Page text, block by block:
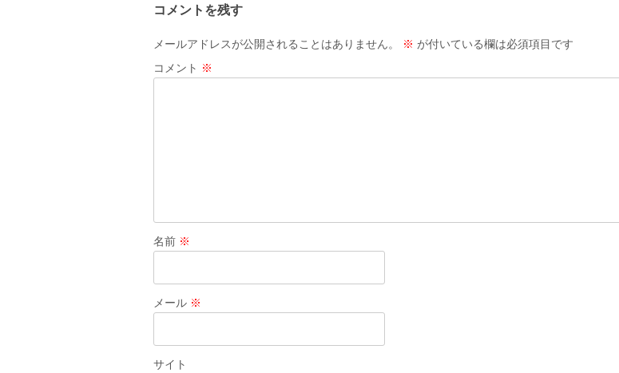
ビ
ゲ
ー
コメントを残す
メールアドレスが公開されることはありません。 ※ が付いている欄は必須項目です
コメント ※
名前 ※
メール ※
サイト